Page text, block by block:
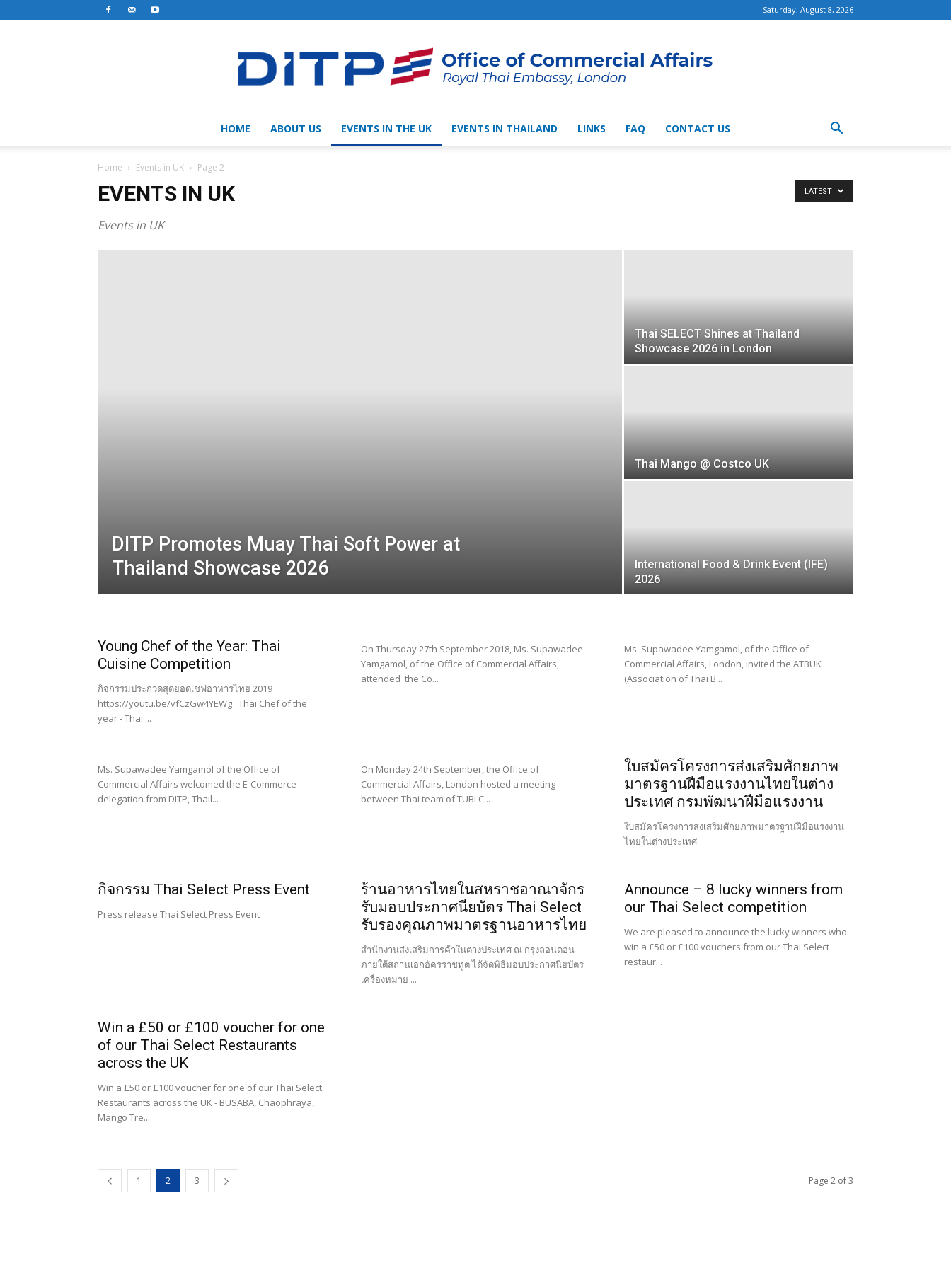
Saturday, August 8, 2026
HOME ABOUT US EVENTS IN THE UK EVENTS IN THAILAND LINKS FAQ CONTACT US
Home Events in UK Page 2
EVENTS IN UK
Events in UK
LATEST
DITP Promotes Muay Thai Soft Power at
Thailand Showcase 2026
Thai SELECT Shines at Thailand
Showcase 2026 in London
Thai Mango @ Costco UK
International Food & Drink Event (IFE)
2026
Young Chef of the Year: Thai
Cuisine Competition
กิจกรรมประกวดสุดยอดเชฟอาหารไทย 2019
https://youtu.be/vfCzGw4YEWg Thai Chef of the
year - Thai ...
On Thursday 27th September 2018, Ms. Supawadee
Yamgamol, of the Office of Commercial Affairs,
attended the Co...
Ms. Supawadee Yamgamol, of the Office of
Commercial Affairs, London, invited the ATBUK
(Association of Thai B...
Ms. Supawadee Yamgamol of the Office of
Commercial Affairs welcomed the E-Commerce
delegation from DITP, Thail...
On Monday 24th September, the Office of
Commercial Affairs, London hosted a meeting
between Thai team of TUBLC...
ใบสมัครโครงการส่งเสริมศักยภาพ
มาตรฐานฝีมือแรงงานไทยในต่าง
ประเทศ กรมพัฒนาฝีมือแรงงาน
ใบสมัครโครงการส่งเสริมศักยภาพมาตรฐานฝีมือแรงงาน
ไทยในต่างประเทศ
กิจกรรม Thai Select Press Event
Press release Thai Select Press Event
ร้านอาหารไทยในสหราชอาณาจักร
รับมอบประกาศนียบัตร Thai Select
รับรองคุณภาพมาตรฐานอาหารไทย
สำนักงานส่งเสริมการค้าในต่างประเทศ ณ กรุงลอนดอน
ภายใต้สถานเอกอัครราชทูต ได้จัดพิธีมอบประกาศนียบัตร
เครื่องหมาย ...
Announce – 8 lucky winners from
our Thai Select competition
We are pleased to announce the lucky winners who
win a £50 or £100 vouchers from our Thai Select
restaur...
Win a £50 or £100 voucher for one
of our Thai Select Restaurants
across the UK
Win a £50 or £100 voucher for one of our Thai Select
Restaurants across the UK - BUSABA, Chaophraya,
Mango Tre...
1 2 3 Page 2 of 3